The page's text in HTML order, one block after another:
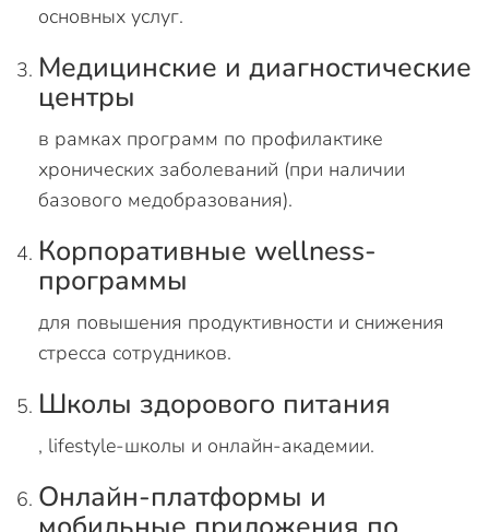
основных услуг.
Медицинские и диагностические
центры
в рамках программ по профилактике
хронических заболеваний (при наличии
базового медобразования).
Корпоративные wellness-
программы
для повышения продуктивности и снижения
стресса сотрудников.
Школы здорового питания
, lifestyle-школы и онлайн-академии.
Онлайн-платформы и